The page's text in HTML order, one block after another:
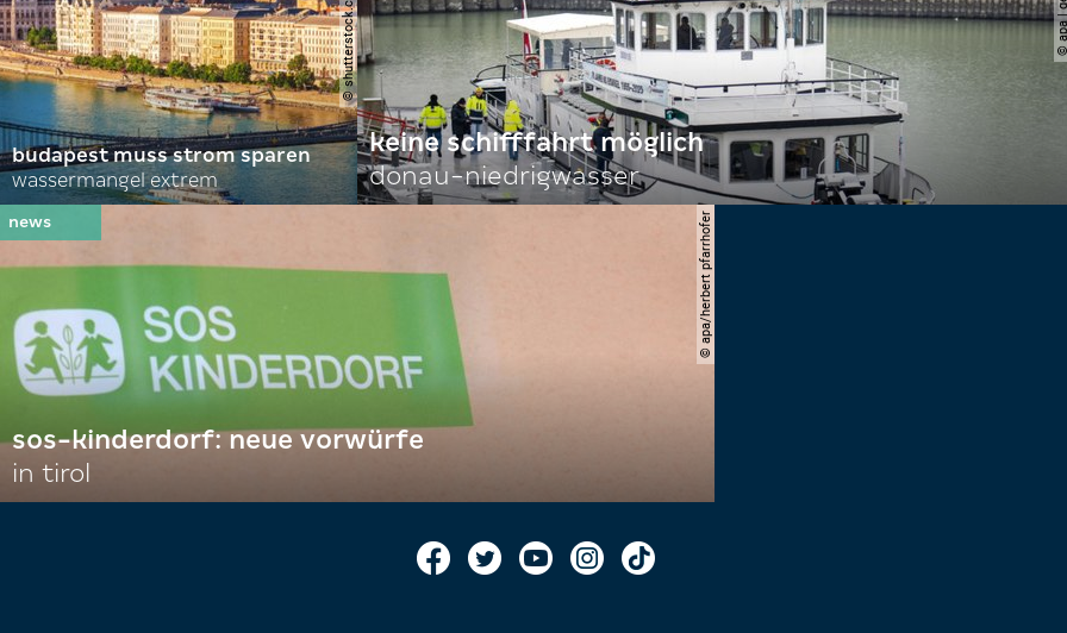
budapest muss strom sparen
wassermangel extrem
keine schifffahrt möglich
donau-niedrigwasser
© apa/herbert pfarrhofer
sos-kinderdorf: neue vorwürfe
in tirol